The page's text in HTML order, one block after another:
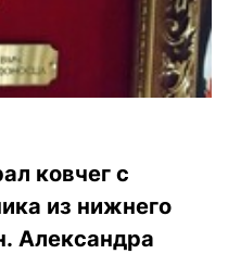
ковчег с
из нижнего
Александра